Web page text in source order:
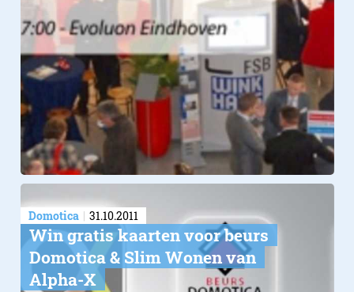
Domotica 31.10.2011
Win gratis kaarten voor beurs
Domotica & Slim Wonen van
Alpha-X